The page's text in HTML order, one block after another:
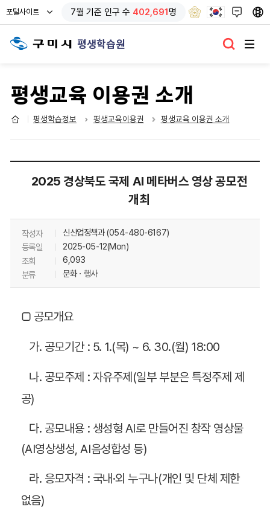
포털사이트 7월 기준 인구 수 402,691명
평생학습원
평생교육 이용권 소개
평생학습정보 평생교육이용권 평생교육 이용권 소개
포
털
행
알
지
항
서
2025 경상북도 국제 AI 메타버스 영상 공모전
개최
작성자
신산업정책과 (054-480-6167)
등록일
2025-05-12(Mon)
조회
6,093
분류
문화ㆍ행사
□ 공모개요
가. 공모기간 : 5. 1.(목) ~ 6. 30.(월) 18:00
나. 공모주제 : 자유주제(일부 부분은 특정주제 제
공)
다. 공모내용 : 생성형 AI로 만들어진 창작 영상물
(AI영상생성, AI음성합성 등)
라. 응모자격 : 국내·외 누구나(개인 및 단체 제한
없음)